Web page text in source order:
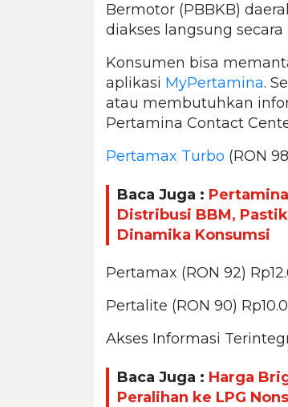
Bermotor (PBBKB)
diakses langsung
Konsumen bisa
aplikasi MyPertamina.
atau membutuhkan
Pertamina Contact
Pertamax Turbo (RON
Baca Juga :
Distribusi BBM,
Dinamika Konsumsi
Pertamax (RON 92)
Pertalite (RON 90)
Akses Informasi
Baca Juga : Harga
Peralihan ke LPG